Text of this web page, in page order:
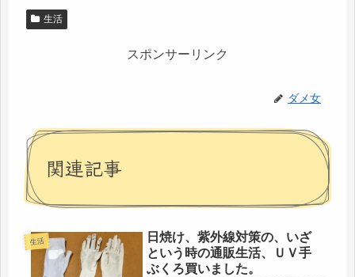
生活
スポンサーリンク
ダメ女
関連記事
生活
日焼け、紫外線対策の、いざ
という時の通販生活、ＵＶ手
ぶくろ買いました。